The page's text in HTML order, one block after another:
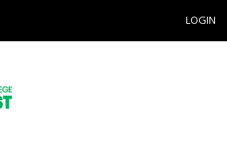
LOGIN